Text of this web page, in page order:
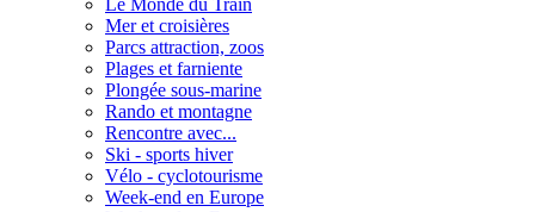
Le Monde du Train
Mer et croisières
Parcs attraction, zoos
Plages et farniente
Plongée sous-marine
Rando et montagne
Rencontre avec...
Ski - sports hiver
Vélo - cyclotourisme
Week-end en Europe